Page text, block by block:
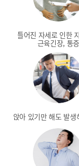
틀어진 자세로 인한
근육긴장, 통증
앉아 있기만 해도 발생